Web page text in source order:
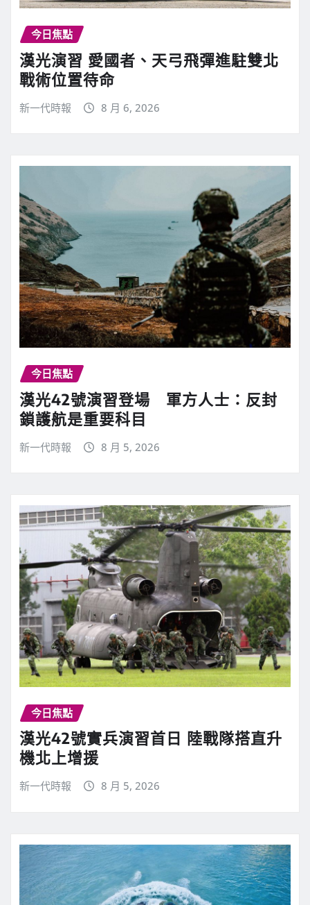
今日焦點
漢光演習 愛國者、天弓飛彈進駐雙北
戰術位置待命
新一代時報 8 月 6, 2026
今日焦點
漢光42號演習登場 軍方人士：反封
鎖護航是重要科目
新一代時報 8 月 5, 2026
今日焦點
漢光42號實兵演習首日 陸戰隊搭直升
機北上增援
新一代時報 8 月 5, 2026